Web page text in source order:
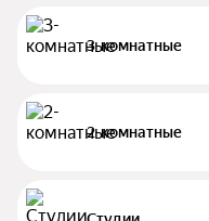
3-комнатные
2-комнатные